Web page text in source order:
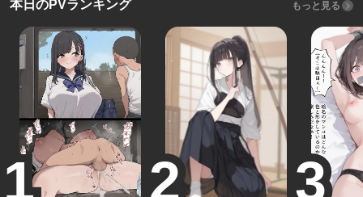
本日のPVランキング もっと見る